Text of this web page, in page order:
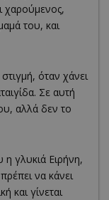
χαρούμενος,
του, και
όταν χάνει
Σε αυτή
αλλά δεν το
γλυκιά Ειρήνη,
να κάνει
και γίνεται